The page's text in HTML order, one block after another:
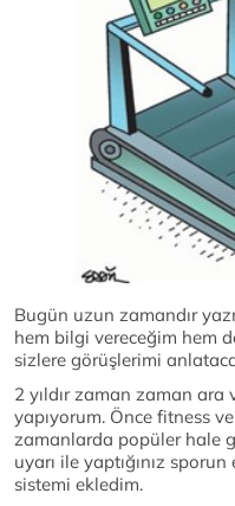
Bugün uzun zamandır
hem bilgi vereceğim hem
sizlere görüşlerimi
2 yıldır zaman zaman
yapıyorum. Önce fitness
zamanlarda popüler hale
uyarı ile yaptığınız
sistemi ekledim.